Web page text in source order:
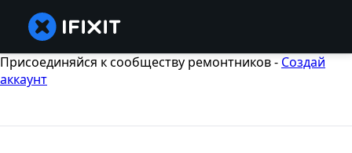
Присоединяйся к сообществу ремонтников - Создай
аккаунт